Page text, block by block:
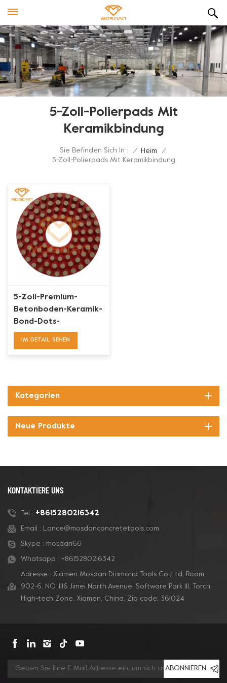
5-Zoll-Polierpads Mit
Keramikbindung
Sie Befinden Sich In : / Heim
/
5-Zoll-Polierpads Mit Keramikbindung
5-Zoll-Premium-
Betonboden-Keramik-
Bond-Dots-
Polierpucks
IM DETAIL SEHEN
Kategorien
Neue Produkte
KONTAKTIERE UNS
Tel : +8615280216342
Email : Lance@mosdanconcretetools.com
Skype : mosdan66
Whatsapp : +8615280216342
Adresse : Xiamen Mosdan Diamond Tools Co.,Ltd. Room
902-6, NO. 1116 Jimei North Avenue, Software Park Ill, Torch
High-tech Zone, Xiamen, China. Zip code: 361024
ABONNIEREN